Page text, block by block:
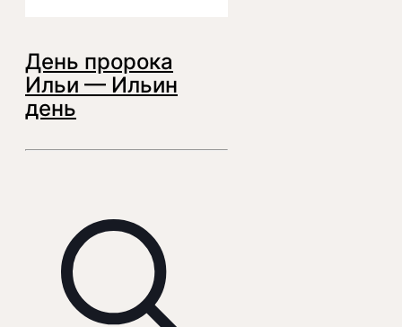
День пророка
Ильи — Ильин
день